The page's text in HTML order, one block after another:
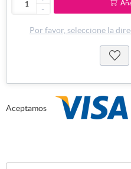
-
Por favor, seleccione la
Aceptamos